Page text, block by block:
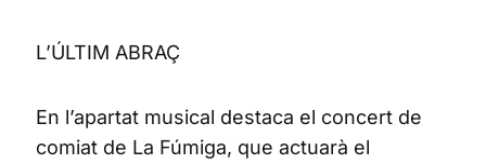
L’ÚLTIM ABRAÇ
En l’apartat musical destaca el concert de
comiat de La Fúmiga, que actuarà el